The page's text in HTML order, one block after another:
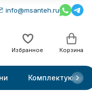
info@msanteh.ru
Избранное Корзина
Комплектующие